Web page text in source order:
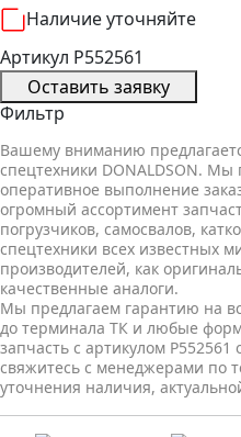
Наличие уточняйте
Артикул P552561
Оставить заявку
Фильтр
Вашему вниманию
спецтехники DONALDSON.
оперативное выполнение
огромный ассортимент
погрузчиков, самосвалов,
спецтехники всех известных
производителей, как
качественные аналоги.
Мы предлагаем гарантию на
до терминала ТК и любые
запчасть с артикулом P552561
свяжитесь с менеджерами по
уточнения наличия,